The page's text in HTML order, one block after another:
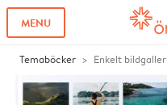
MENU
Temaböcker Enkelt bildgaller